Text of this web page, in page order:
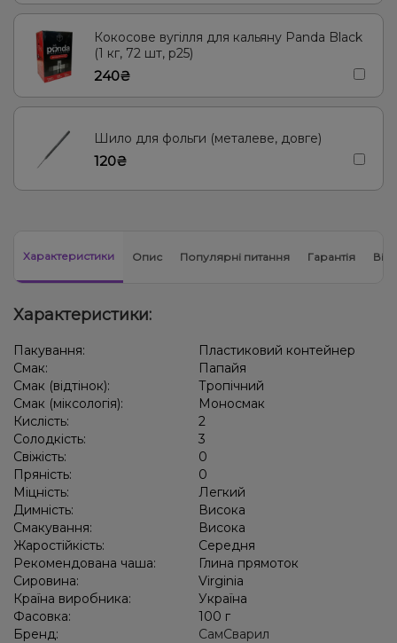
Кокосове вугілля для кальяну Panda Black
(1 кг, 72 шт, р25)
240₴
Шило для фольги (металеве, довге)
120₴
Характеристики Опис Популярні питання Гарантія
Характеристики:
Пакування:
Пластиковий контейнер
Смак:
Папайя
Смак (відтінок):
Тропічний
Смак (міксологія):
Моносмак
Кислість:
2
Солодкість:
3
Свіжість:
0
Пряність:
0
Міцність:
Легкий
Димність:
Висока
Смакування:
Висока
Жаростійкість:
Середня
Рекомендована чаша:
Глина прямоток
Сировина:
Virginia
Країна виробника:
Україна
Фасовка:
100 г
Бренд:
СамСварил